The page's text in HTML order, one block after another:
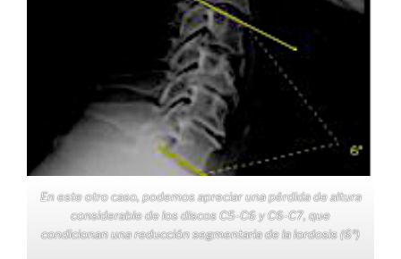
En este otro caso, podemos apreciar una pérdida de altura
considerable de los discos C5-C6 y C6-C7, que
condicionan una reducción segmentaria de la lordosis (6º)